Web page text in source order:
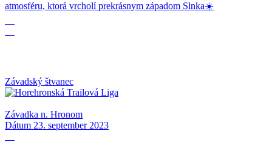
atmosféru, ktorá vrcholí prekrásnym západom Slnka☀️
Závadský štvanec
Závadka n. Hronom
Dátum 23. september 2023